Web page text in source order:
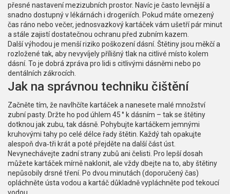
přesné nastavení mezizubních prostor. Navíc je často levnější a
snadno dostupný v lékárnách i drogeriích. Pokud máte omezený
čas ráno nebo večer, jednosvazkový kartáček vám ušetří pár minut
a stále zajistí dostatečnou ochranu před zubním kazem.
Další výhodou je menší riziko poškození dásní. Štětiny jsou měkčí a
rozložené tak, aby nevyvíjely přílišný tlak na citlivé místo kolem
dásní. To je dobrá zpráva pro lidi s citlivými dásněmi nebo po
dentálních zákrocích.
Jak na správnou techniku čištění
Začněte tím, že navlhčíte kartáček a nanesete malé množství
zubní pasty. Držte ho pod úhlem 45 ° k dásním – tak se štětiny
dotknou jak zubu, tak dásně. Pohybujte kartáčkem jemnými
kruhovými tahy po celé délce řady štětin. Každý tah opakujte
alespoň dva‑tři krát a poté přejděte na další část úst.
Nevynechávejte zadní strany zubů ani čelisti. Pro lepší dosah
můžete kartáček mírně naklonit, ale vždy dbejte na to, aby štětiny
nepůsobily drsné tření. Po dvou minutách (doporučený čas)
opláchněte ústa vodou a kartáč důkladně vypláchněte pod tekoucí